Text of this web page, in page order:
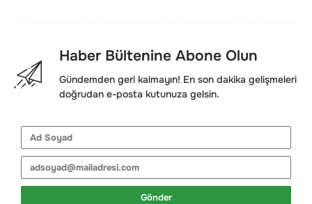
Haber Bültenine Abone Olun
Gündemden geri kalmayın! En son dakika gelişmeleri
doğrudan e-posta kutunuza gelsin.
Gönder